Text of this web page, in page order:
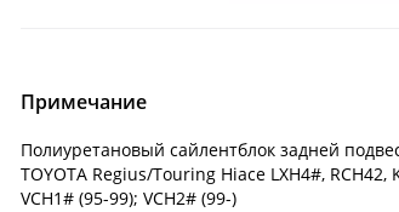
Примечание
Полиуретановый сайлентблок задней
TOYOTA Regius/Touring Hiace LXH4#, RCH42,
VCH1# (95-99); VCH2# (99-)